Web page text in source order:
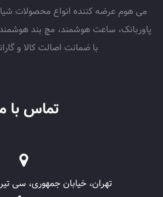
می هوم عرضه کننده انواع محصولات
پاوربانک، ساعت هوشمند، مچ بند
با ضمانت اصالت کالا و گارانتی 18
تماس با
تهران، خیابان جمهوری، سی